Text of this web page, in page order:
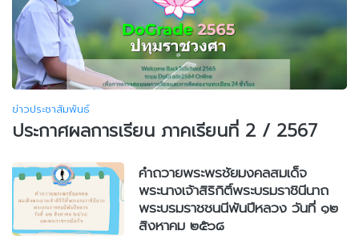
ข่าวประชาสัมพันธ์
ประกาศผลการเรียน ภาคเรียนที่ 2 / 2567
คำถวายพระพรชัยมงคลสมเด็จ
พระนางเจ้าสิริกิติ์พระบรมราชินีนาถ
พระบรมราชชนนีพันปีหลวง วันที่ ๑๒
สิงหาคม ๒๕๖๘